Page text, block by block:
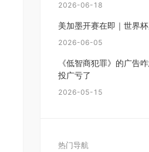
2026-06-18
美加墨开赛在即｜世界
2026-06-05
《低智商犯罪》的广告
投广亏了
2026-05-15
热门导航